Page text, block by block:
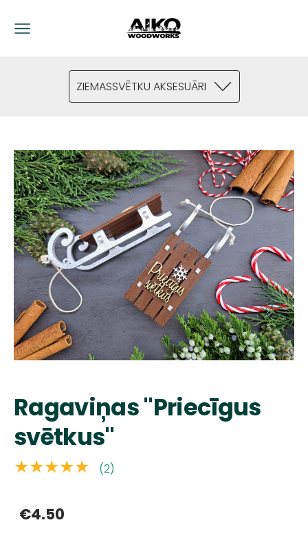
ZIEMASSVĒTKU AKSESUĀRI
Ragaviņas "Priecīgus
svētkus"
★★★★★ (2)
€4.50